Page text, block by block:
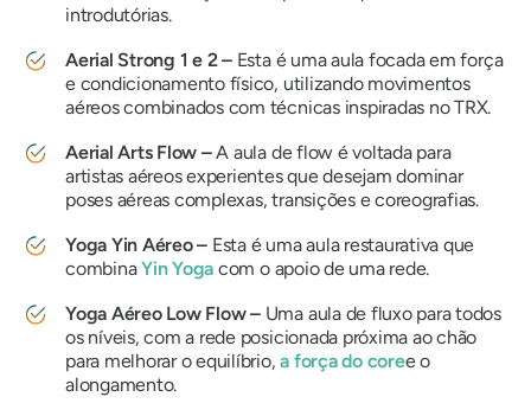
introdutórias.
Aerial Strong 1 e 2 – Esta é uma aula focada em força
e condicionamento físico, utilizando movimentos
aéreos combinados com técnicas inspiradas no TRX.
Aerial Arts Flow –A aula de flow é voltada para
artistas aéreos experientes que desejam dominar
poses aéreas complexas, transições e coreografias.
Yoga Yin Aéreo – Esta é uma aula restaurativa que
combinaYin Yoga com o apoio de uma rede.
Yoga Aéreo Low Flow – Uma aula de fluxo para todos
os níveis, com a rede posicionada próxima ao chão
para melhorar o equilíbrio,a força do coree o
alongamento.